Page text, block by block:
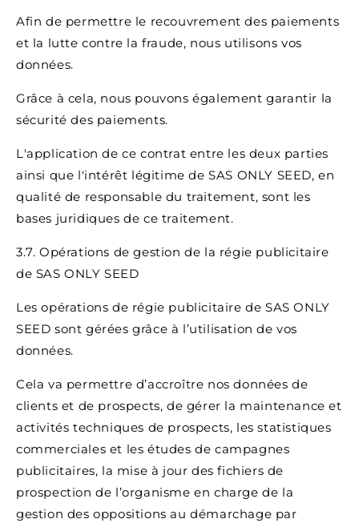
Afin de permettre le recouvrement des paiements
et la lutte contre la fraude, nous utilisons vos
données.
Grâce à cela, nous pouvons également garantir la
sécurité des paiements.
L'application de ce contrat entre les deux parties
ainsi que l'intérêt légitime de SAS ONLY SEED, en
qualité de responsable du traitement, sont les
bases juridiques de ce traitement.
3.7. Opérations de gestion de la régie publicitaire
de SAS ONLY SEED
Les opérations de régie publicitaire de SAS ONLY
SEED sont gérées grâce à l’utilisation de vos
données.
Cela va permettre d’accroître nos données de
clients et de prospects, de gérer la maintenance et
activités techniques de prospects, les statistiques
commerciales et les études de campagnes
publicitaires, la mise à jour des fichiers de
prospection de l’organisme en charge de la
gestion des oppositions au démarchage par